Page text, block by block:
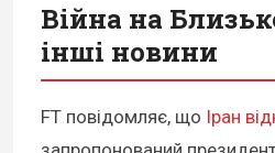
Війна на
інші новини
FT повідомляє, що Іран